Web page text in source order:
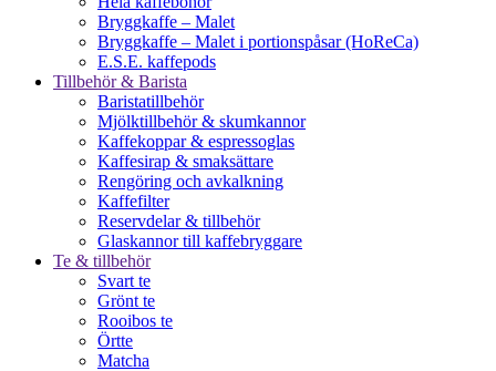
Bryggkaffe – Malet
Bryggkaffe – Malet i portionspåsar (HoReCa)
E.S.E. kaffepods
Tillbehör & Barista
Baristatillbehör
Mjölktillbehör & skumkannor
Kaffekoppar & espressoglas
Kaffesirap & smaksättare
Rengöring och avkalkning
Kaffefilter
Reservdelar & tillbehör
Glaskannor till kaffebryggare
Te & tillbehör
Svart te
Grönt te
Rooibos te
Örtte
Matcha